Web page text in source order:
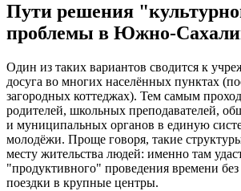
Пути решения
проблемы в Южно-
Один из таких вариантов сводится к
досуга во многих населённых пунктах
загородных коттеджах). Тем самым
родителей, школьных преподавателей,
и муниципальных органов в единую
молодёжи. Проще говоря, такие
месту жительства людей: именно там
"продуктивного" проведения времени
поездки в крупные центры.